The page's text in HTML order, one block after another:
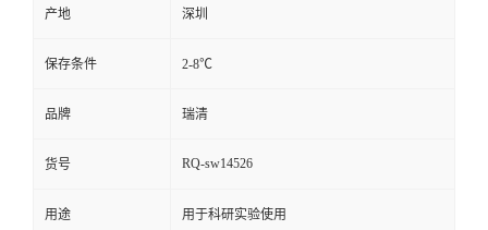
产地 深圳
保存条件 2-8℃
品牌 瑞清
货号 RQ-sw14526
用途 用于科研实验使用